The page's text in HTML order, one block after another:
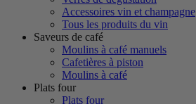
Accessoires vin et champagne
Tous les produits du vin
Saveurs de café
Moulins à café manuels
Cafetières à piston
Moulins à café
Plats four
Plats four